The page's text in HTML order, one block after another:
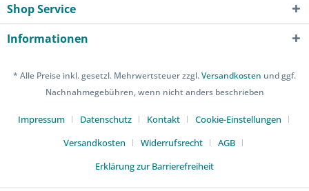
Shop Service
Informationen
* Alle Preise inkl. gesetzl. Mehrwertsteuer zzgl.Versandkosten und ggf.
Nachnahmegebühren, wenn nicht anders beschrieben
Impressum Datenschutz Kontakt
Cookie-Einstellungen
Versandkosten
Widerrufsrecht
AGB
Erklärung zur Barrierefreiheit